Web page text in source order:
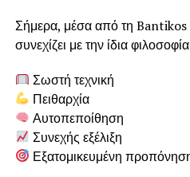
Σήμερα, μέσα από τη
συνεχίζει με την ίδια
Σωστή τεχνική
Πειθαρχία
Αυτοπεποίθηση
Συνεχής εξέλιξη
Εξατομικευμένη